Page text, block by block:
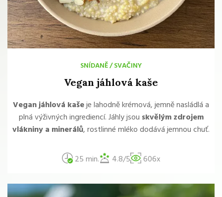
SNÍDANĚ/SVAČINY
Vegan jáhlová kaše
Vegan jáhlová kašeje lahodně krémová, jemně nasládlá a
plná výživných ingrediencí. Jáhly jsou skvělým zdrojem
vlákniny a minerálů, rostlinné mléko dodává jemnou chuť.
25 min. 4.8/5 606x